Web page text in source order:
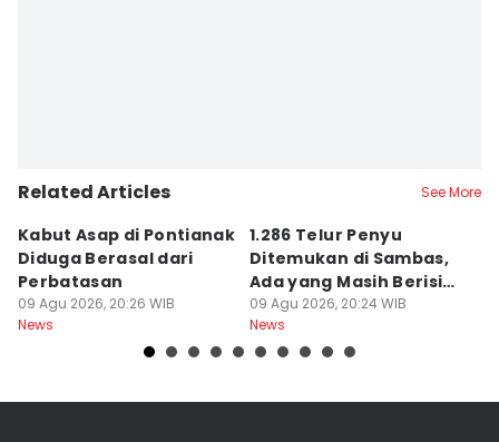
Related Articles See More
Kabut Asap di Pontianak
Diduga Berasal dari
Perbatasan
09 Agu 2026, 20:26 WIB
News
1.286 Telur Penyu
Ditemukan di Sambas,
Ada yang Masih Berisi
Embrio
09 Agu 2026, 20:24 WIB
News